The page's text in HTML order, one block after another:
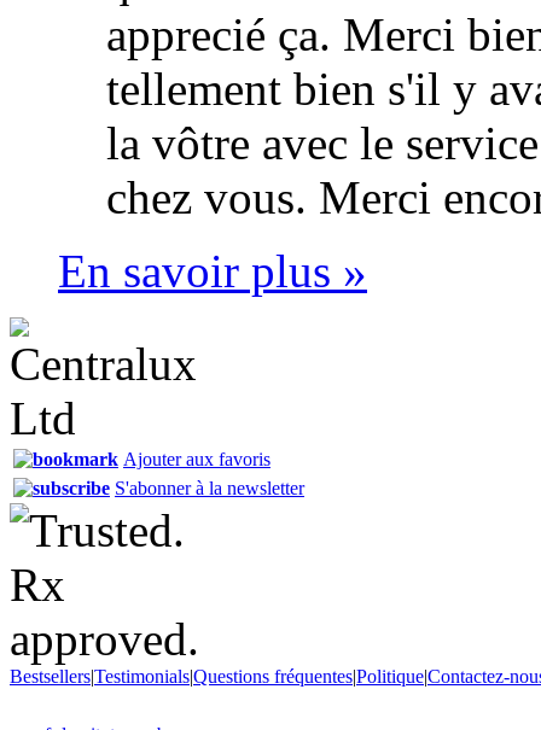
apprecié ça. Merci
tellement bien s'il y
la vôtre avec le
chez vous. Merci
En savoir plus »
Ajouter aux favoris
S'abonner à la newsletter
Bestsellers|Testimonials|Questions fréquentes|Politique|Contactez-